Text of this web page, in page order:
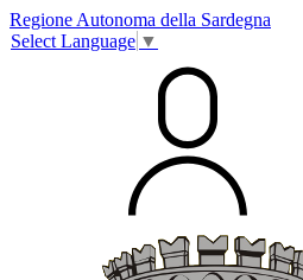
Regione Autonoma della Sardegna
Select Language ▼